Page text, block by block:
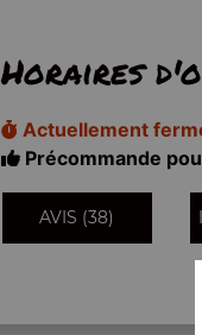
Horaires
Actuellement
Précommande
AVIS (38)